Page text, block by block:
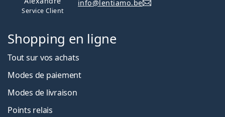
Service Client
info@lentiamo.be
Shopping en ligne
Tout sur vos achats
Modes de paiement
Modes de livraison
Points relais